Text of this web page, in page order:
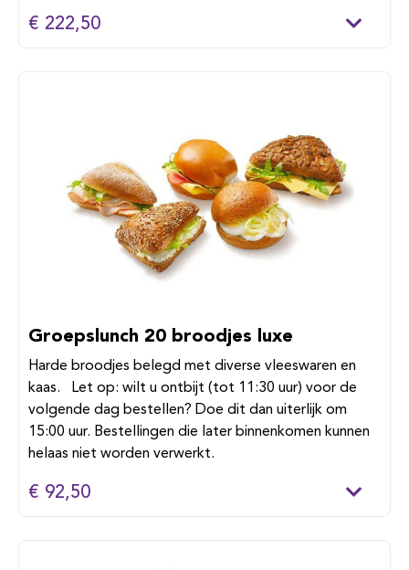
€ 222,50
Groepslunch 20 broodjes luxe
Harde broodjes belegd met diverse vleeswaren en
kaas. Let op: wilt u ontbijt (tot 11:30 uur) voor de
volgende dag bestellen? Doe dit dan uiterlijk om
15:00 uur. Bestellingen die later binnenkomen kunnen
helaas niet worden verwerkt.
€ 92,50